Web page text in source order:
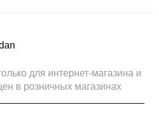
для интернет-магазина и
в розничных магазинах